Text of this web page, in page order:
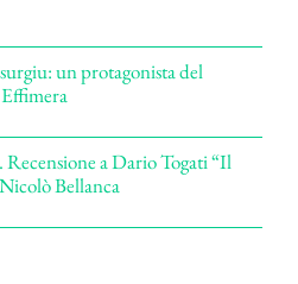
un protagonista del
a Dario Togati “Il
Bellanca